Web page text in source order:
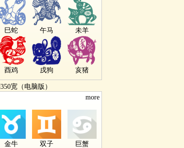
巳蛇 午马 未羊
酉鸡 戌狗 亥猪
宽（电脑版）
more
金牛 双子 巨蟹